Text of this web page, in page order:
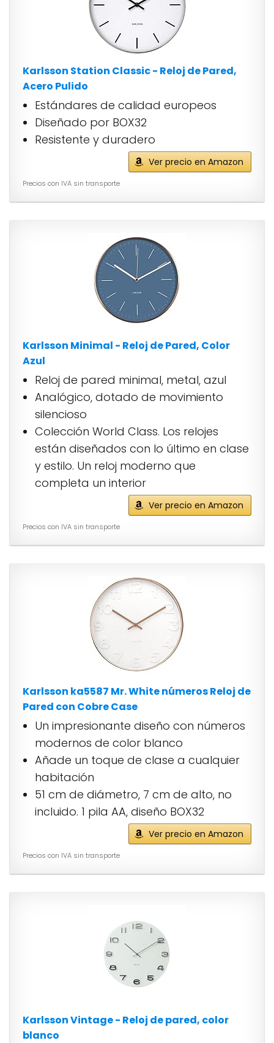
Karlsson Station Classic - Reloj de Pared,
Acero Pulido
Estándares de calidad europeos
Diseñado por BOX32
Resistente y duradero
Ver precio en Amazon
Precios con IVA sin transporte
Karlsson Minimal - Reloj de Pared, Color
Azul
Reloj de pared minimal, metal, azul
Analógico, dotado de movimiento
silencioso
Colección World Class. Los relojes
están diseñados con lo último en clase
y estilo. Un reloj moderno que
completa un interior
Ver precio en Amazon
Precios con IVA sin transporte
Karlsson ka5587 Mr. White números Reloj de
Pared con Cobre Case
Un impresionante diseño con números
modernos de color blanco
Añade un toque de clase a cualquier
habitación
51 cm de diámetro, 7 cm de alto, no
incluido. 1 pila AA, diseño BOX32
Ver precio en Amazon
Precios con IVA sin transporte
Karlsson Vintage - Reloj de pared, color
blanco